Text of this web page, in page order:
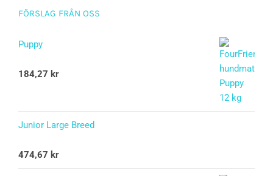
FÖRSLAG FRÅN OSS
Puppy
Betygsatt
5.00
184,27 kr
Junior Large Breed
Betygsatt
5.00
474,67 kr